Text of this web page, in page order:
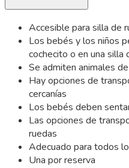
Accesible para silla de
Los bebés y los niños
cochecito o en una silla
Se admiten animales
Hay opciones de
cercanías
Los bebés deben
Las opciones de
ruedas
Adecuado para todos
Una por reserva